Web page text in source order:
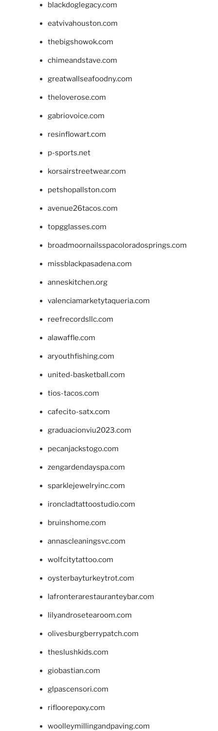
blackdoglegacy.com
eatvivahouston.com
thebigshowok.com
chimeandstave.com
greatwallseafoodny.com
theloverose.com
gabriovoice.com
resinflowart.com
p-sports.net
korsairstreetwear.com
petshopallston.com
avenue26tacos.com
topgglasses.com
broadmoornailsspacoloradosprings.com
missblackpasadena.com
anneskitchen.org
valenciamarketytaqueria.com
reefrecordsllc.com
alawaffle.com
aryouthfishing.com
united-basketball.com
tios-tacos.com
cafecito-satx.com
graduacionviu2023.com
pecanjackstogo.com
zengardendayspa.com
sparklejewelryinc.com
ironcladtattoostudio.com
bruinshome.com
annascleaningsvc.com
wolfcitytattoo.com
oysterbayturkeytrot.com
lafronterarestauranteybar.com
lilyandrosetearoom.com
olivesburgberrypatch.com
theslushkids.com
giobastian.com
glpascensori.com
rifloorepoxy.com
woolleymillingandpaving.com